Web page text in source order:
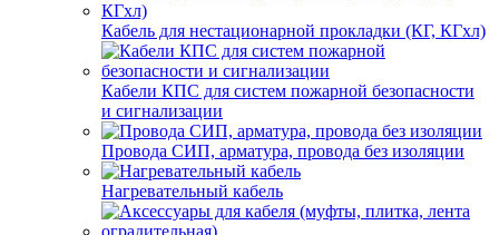
Кабель для нестационарной прокладки (КГ, КГхл)
Кабели КПС для систем пожарной безопасности
и сигнализации
Провода СИП, арматура, провода без изоляции
Нагревательный кабель